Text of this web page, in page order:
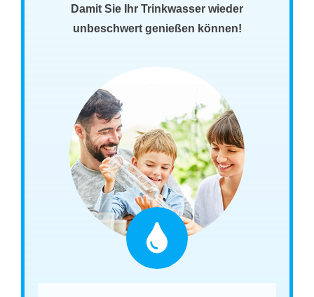
Damit Sie Ihr Trinkwasser wieder
unbeschwert genießen können!